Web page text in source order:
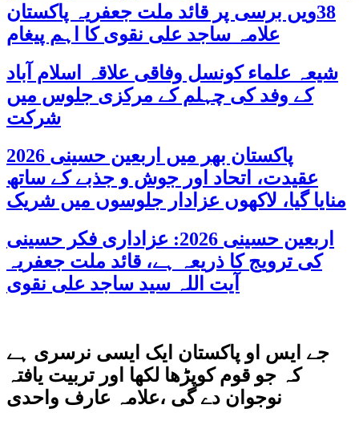
38ویں برسی پر قائد ملت جعفریہ پاکستان
علامہ ساجد علی نقوی کا اہم پیغام
شیعہ علماء کونسل وفاقی علاقہ اسلام آباد
کے وفد کی چہلم کے مرکزی جلوس میں
شرکت
پاکستان بھر میں اربعین حسینی 2026
عقیدت، اتحاد اور جوش و جذبے کے ساتھ
منایا گیا، لاکھوں عزادار جلوسوں میں شریک
اربعین حسینی 2026: عزاداری فکر حسینی
کی ترویج کا ذریعہ ہے، قائد ملت جعفریہ
آیت اللہ سید ساجد علی نقوی
جے ایس او پاکستان ایک ایسی نرسری ہے
کہ جو قوم کوپڑھا لکھا اور تربیت یافتہ
نوجوان دے گی ،علامہ عارف واحدی